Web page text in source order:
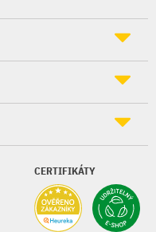
CERTIFIKÁTY